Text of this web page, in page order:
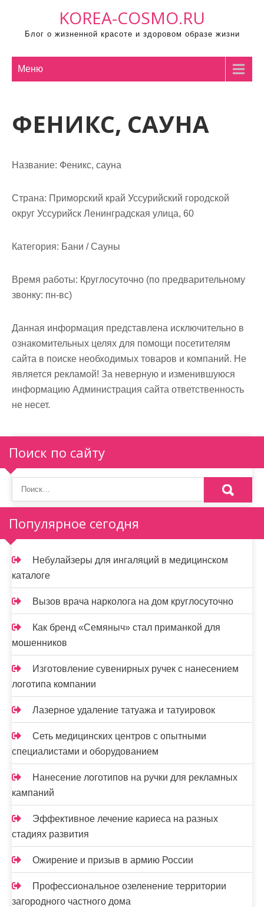
KOREA-COSMO.RU
Блог о жизненной красоте и здоровом образе жизни
Меню
ФЕНИКС, САУНА
Название: Феникс, сауна
Страна: Приморский край Уссурийский городской
округ Уссурийск Ленинградская улица, 60
Категория: Бани / Сауны
Время работы: Круглосуточно (по предварительному
звонку: пн-вс)
Данная информация представлена исключительно в
ознакомительных целях для помощи посетителям
сайта в поиске необходимых товаров и компаний. Не
является рекламой! За неверную и изменившуюся
информацию Администрация сайта ответственность
не несет.
Поиск по сайту
Популярное сегодня
Небулайзеры для ингаляций в медицинском
каталоге
Вызов врача нарколога на дом круглосуточно
Как бренд «Семяныч» стал приманкой для
мошенников
Изготовление сувенирных ручек с нанесением
логотипа компании
Лазерное удаление татуажа и татуировок
Сеть медицинских центров с опытными
специалистами и оборудованием
Нанесение логотипов на ручки для рекламных
кампаний
Эффективное лечение кариеса на разных
стадиях развития
Ожирение и призыв в армию России
Профессиональное озеленение территории
загородного частного дома